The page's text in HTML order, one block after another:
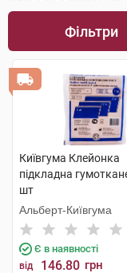
Фільтри
Київгума Клейонка
підкладна
шт
Альберт-Київгума
Є в наявності
від 146.80 грн